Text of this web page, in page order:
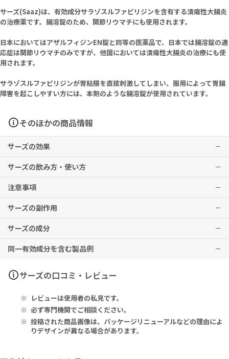
サーズ(Saaz)は、有効成分サラゾスルファピリジンを含有する潰瘍性大腸炎
の治療薬です。腸溶錠のため、関節リウマチにも使用されます。
日本においてはアザルフィジンEN錠と同等の医薬品で、日本では腸溶錠の適
応症は関節リウマチのみですが、他国においては潰瘍性大腸炎の治療にも使
用されます。
サラゾスルファピリジンが胃粘膜を直接刺激してしまい、服用によって胃腸
障害を起こしやすい方には、本剤のような腸溶錠が使用されています。
そのほかの商品情報
サーズの効果
・軽度から中等度の潰瘍性大腸炎の治療、および重度の潰瘍性大腸炎
の補助療法。
・潰瘍性大腸炎の急性発作間の寛解期間の維持。
・サリチル酸塩または他の非ステロイド性抗炎症薬で効果不十分な関
節リウマチ患者の治療。
※上記は、同一有効成分における米国での適応です。使用前に必ず医
師・歯科医師・薬剤師にご相談ください。
※効果には個人差がありますことを予めご了承ください。
サーズの飲み方・使い方
〇潰瘍性大腸炎
初期治療：1日3000～4000mgを均等に分割し、8時間を超えない投
与間隔で服用
維持療法：1日2000mg
〇関節リウマチ
1日2000mgを2回に分割して服用。最大1日3000mgまで増量可能。
※上記は、同一有効成分における米国での用法・用量です。使用前に
必ず医師・歯科医師・薬剤師にご相談ください。
注意事項
飲み忘れに気付いた際は、思い出したときすぐに服用してください。
ただし、次の服用時間が近いときは忘れた分の服用はしないでくださ
い。
※2回分を一度に服用しないこと。
服用してください。
本剤には併用に注意すべき薬があります。他の薬を使用している場合
持病のある方や、高齢の方は、本剤使用前に必ず医師又は薬剤師にご
相談ください。
妊娠中・妊娠の可能性のある方、授乳中の方は、本剤使用前に必ず医
師にご相談ください。
サーズの副作用
再生不良性貧血、汎血球減少症、無顆粒球症、血小板減少、貧血(溶血
性貧血、巨赤芽球性貧血(葉酸欠乏)等)、播種性血管内凝固症候群(DI
C)、中毒性表皮壊死融解症(Toxic Epidermal Necrolysis：TEN)、
症症候群、伝染性単核球症様症状、間質性肺炎、薬剤性肺炎、PIE症
候群、線維性肺胞炎、急性腎障害、ネフローゼ症候群、間質性腎炎、
性髄膜(脳)炎、心膜炎、胸膜炎、SLE様症状、劇症肝炎、肝炎、肝機
能障害、黄疸、ショック、アナフィラキシー
浮腫、悪心・嘔吐、腹痛、口内炎、胃不快感、食欲不振、発疹、そう
痒感、発熱などの症状が現れる場合があります。
サーズの成分
Each Enteric-Coated Tablet Contains: Sulfasalazine 500mg
各腸溶錠には次を含有: スルファサラジン 500mg
同一有効成分を含む製品例
サラゾピリン（ファイザー）
サーズの口コミ・レビュー
レビューは使用者の私見です。
必ず専門機関でご相談ください。
投稿された商品画像は、パッケージリニューアルなどの理由によ
りデザインが異なる場合があります。